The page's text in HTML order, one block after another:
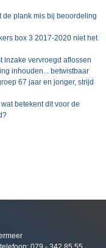
plank mis bij beoordeling
box 3 2017-2020 niet het
inzake vervroegd aflossen
inhouden... betwistbaar
67 jaar en jonger, strijd
betekent dit voor de